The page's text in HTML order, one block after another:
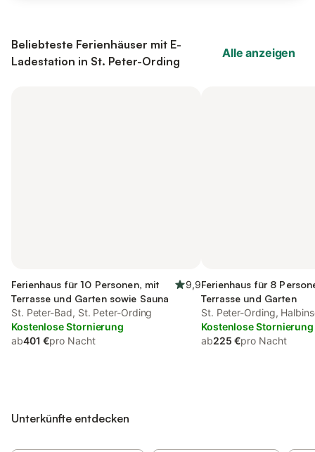
Beliebteste Ferienhäuser mit E-
Ladestation in St. Peter-Ording
Alle anzeigen
Ferienhaus für 10 Personen, mit
Terrasse und Garten sowie Sauna
9,9
St. Peter-Bad, St. Peter-Ording
Kostenlose Stornierung
ab401 €pro Nacht
Ferienhaus für 8
Terrasse und Garten
St. Peter-Ording,
Kostenlose Stornierung
ab225 €pro Nacht
Unterkünfte entdecken